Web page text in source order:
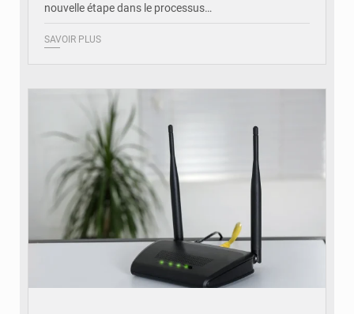
nouvelle étape dans le processus…
SAVOIR PLUS